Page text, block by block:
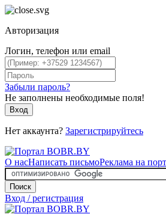
Авторизация
Логин, телефон или email
Забыли пароль?
Не заполнены необходимые поля!
Вход
Нет аккаунта? Зарегистрируйтесь
О насНаписать письмоРеклама на
Поиск
Вход / регистрация